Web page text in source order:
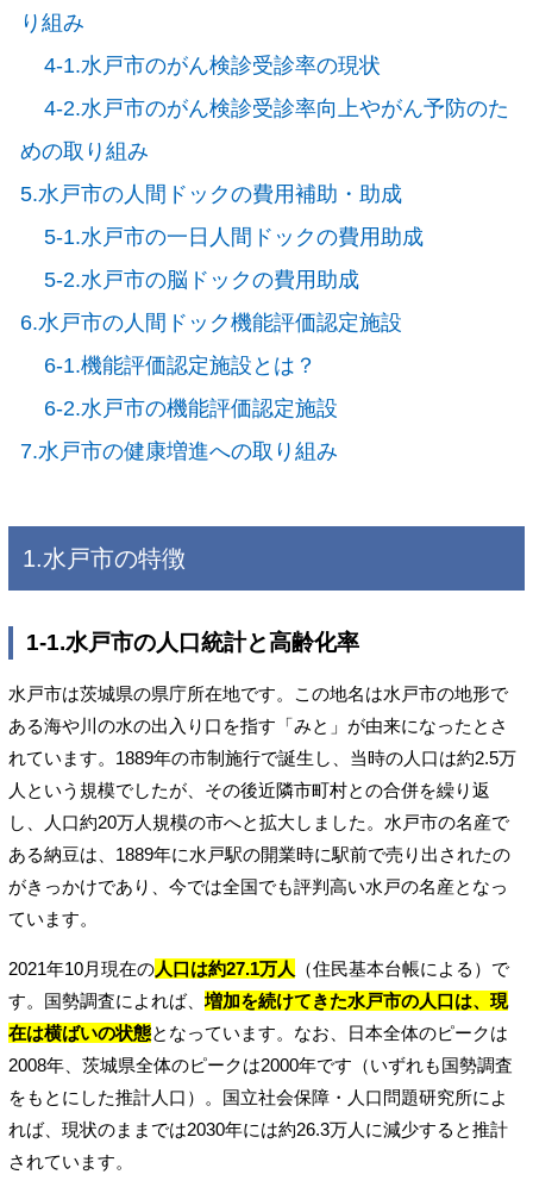
り組み
4-1.水戸市のがん検診受診率の現状
4-2.水戸市のがん検診受診率向上やがん予防のた
めの取り組み
5.水戸市の人間ドックの費用補助・助成
5-1.水戸市の一日人間ドックの費用助成
5-2.水戸市の脳ドックの費用助成
6.水戸市の人間ドック機能評価認定施設
6-1.機能評価認定施設とは？
6-2.水戸市の機能評価認定施設
7.水戸市の健康増進への取り組み
1.水戸市の特徴
1-1.水戸市の人口統計と高齢化率
水戸市は茨城県の県庁所在地です。この地名は水戸市の地形で
ある海や川の水の出入り口を指す「みと」が由来になったとさ
れています。1889年の市制施行で誕生し、当時の人口は約2.5万
人という規模でしたが、その後近隣市町村との合併を繰り返
し、人口約20万人規模の市へと拡大しました。水戸市の名産で
ある納豆は、1889年に水戸駅の開業時に駅前で売り出されたの
がきっかけであり、今では全国でも評判高い水戸の名産となっ
ています。
2021年10月現在の人口は約27.1万人 （住民基本台帳による）で
す。国勢調査によれば、 増加を続けてきた水戸市の人口は、現
在は横ばいの状態となっています。なお、日本全体のピークは
2008年、茨城県全体のピークは2000年です（いずれも国勢調査
をもとにした推計人口）。国立社会保障・人口問題研究所によ
れば、現状のままでは2030年には約26.3万人に減少すると推計
されています。